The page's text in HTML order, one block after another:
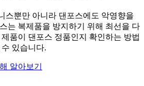
스뿐만 아니라 댄포스에도 악영향을
는 복제품을 방지하기 위해 최선을 다
품이 댄포스 정품인지 확인하는 방법
있습니다.
알아보기